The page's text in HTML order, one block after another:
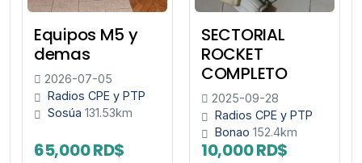
Equipos M5 y
demas
2026-07-05
Radios CPE y PTP
Sosúa 131.53km
65,000 RD$
SECTORIAL
ROCKET
COMPLETO
2025-09-28
Radios CPE y PTP
Bonao 152.4km
10,000 RD$